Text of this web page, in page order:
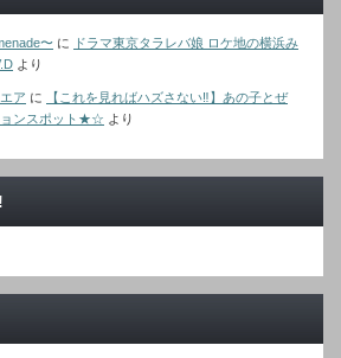
〜 に
ドラマ東京タラレバ娘 ロケ地の横浜み
より
ア に
【これを見ればハズさない‼︎】あの子とぜ
ョンスポット★☆ より